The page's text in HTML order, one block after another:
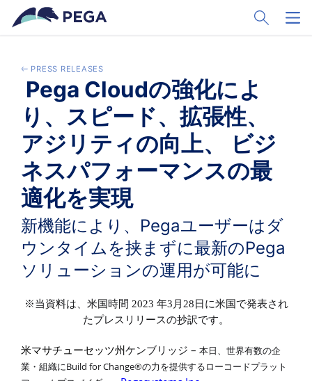
Pular para o conteúdo principal
Toggle
PRESS RELEASES
​​​​​​​ Pega Cloudの強化によ
り、スピード、拡張性、
アジリティの向上、 ビジ
ネスパフォーマンスの最
適化を実現
新機能により、Pegaユーザーはダ
ウンタイムを挟まずに最新のPega
ソリューションの運用が可能に
※当資料は、米国時間 2023 年3月28日に米国で発表され
たプレスリリースの抄訳です。
米マサチューセッツ州ケンブリッジ – 本日、世界有数の企
業・組織に Build for Change®の力を提供するローコードプラット